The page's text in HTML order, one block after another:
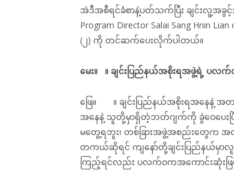
အဲဒီအစီရင်ခံစာနဲ့ပတ်သက်ပြီး ချင်းလူ့အခွင့်အရ
Program Director Salai Sang Hnin
(၂) ကို တင်ဆက်ပေးလိုက်ပါတယ်။
မေး။ ။ ချင်းပြည်နယ်အစိုးရအဖွဲ့ရဲ့ ပလက်
ဖြေ။ ။ ချင်းပြည်နယ်အစိုးရအနေနဲ့ အ
အနေနဲ့ သူတို့မှာရှိတဲ့ဘတ်ဂျက်ကို ခွဲဝေပေး
မတွေ့ရဘူး၊ တစ်ခြားအဖွဲ့အစည်းတွေက အလှူ
တကယ်ဆိုရင် ကျနော်တို့ချင်းပြည်နယ်မှာ
ကြည့်ရင်လည်း ပလက်ဝကအကောင်းဆုံးဖြစ်